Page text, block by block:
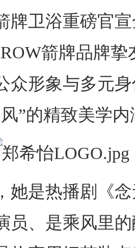
牌卫浴重磅官
箭牌品牌挚
众形象与多元
”的精致美学内
是热播剧《念
员、是乘风里